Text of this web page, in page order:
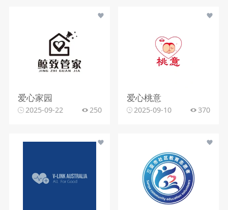
爱心家园
2025-09-22 250
爱心桃意
2025-09-10 370